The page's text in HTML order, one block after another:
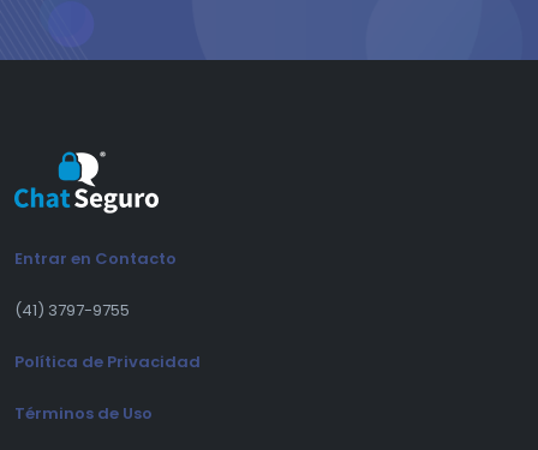
Entrar en Contacto
(41) 3797-9755
Política de Privacidad
Términos de Uso